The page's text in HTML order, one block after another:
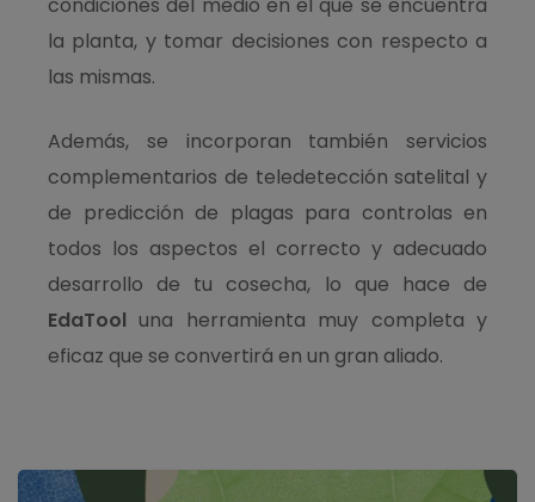
condiciones del medio en el que se encuentra
la planta, y tomar decisiones con respecto a
las mismas.
Además, se incorporan también servicios
complementarios de teledetección satelital y
de predicción de plagas para controlas en
todos los aspectos el correcto y adecuado
desarrollo de tu cosecha, lo que hace de
EdaTool una herramienta muy completa y
eficaz que se convertirá en un gran aliado.